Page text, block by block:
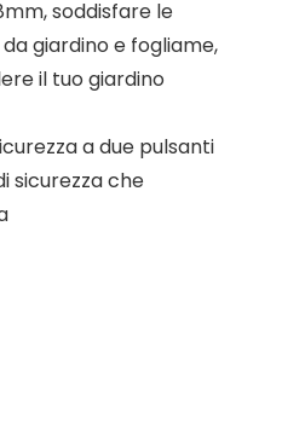
soddisfare le
giardino e fogliame,
il tuo giardino
a due pulsanti
sicurezza che